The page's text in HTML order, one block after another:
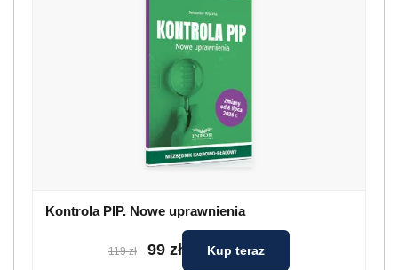
Kontrola PIP. Nowe uprawnienia
119 zł 99 zł Kup teraz